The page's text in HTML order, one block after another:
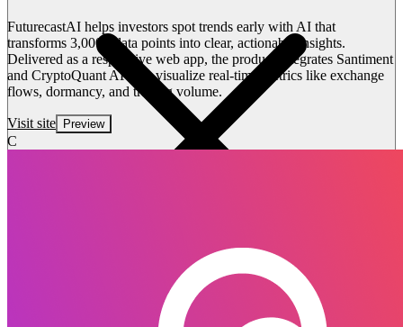
FuturecastAI helps investors spot trends early with AI that
transforms 3,000+ data points into clear, actionable insights.
Delivered as a responsive web app, the product integrates Santiment
and CryptoQuant APIs to visualize real-time metrics like exchange
flows, dormancy, and trading volume.
Visit site Preview
C